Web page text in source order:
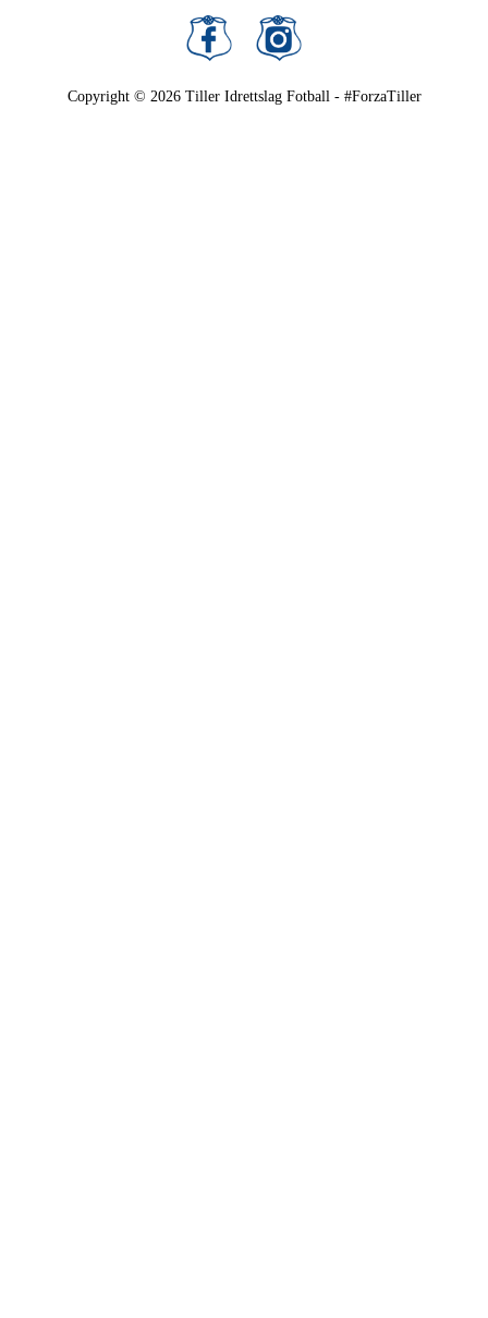
Copyright © 2026 Tiller Idrettslag Fotball - #ForzaTiller